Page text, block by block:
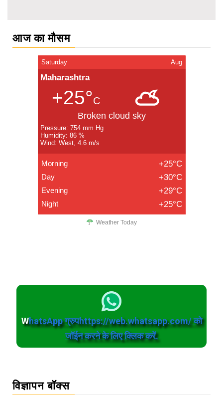
आज का मौसम
Saturday Aug
Maharashtra
+25°C
Broken cloud sky
Pressure: 754 mm Hg
Humidity: 86 %
Wind: West, 4.6 m/s
Morning +25°C
Day +30°C
Evening +29°C
Night +25°C
Weather Today
WhatsApp ग्रुपhttps://web.whatsapp.com/ को
जॉईन करने के लिए क्लिक करें.
विज्ञापन बॉक्स